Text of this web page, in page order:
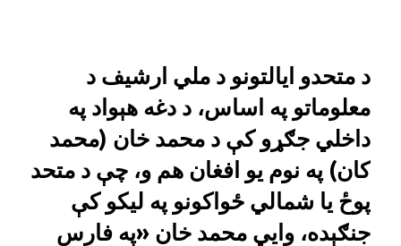
د متحدو ایالتونو د ملي ارشیف د
معلوماتو په اساس، د دغه هېواد په
داخلي جګړو کې د محمد خان (محمد
کان) په نوم یو افغان هم و، چې د متحد
پوځ یا شمالي ځواکونو په لیکو کې
جنګېده، وايي محمد خان «په فارس